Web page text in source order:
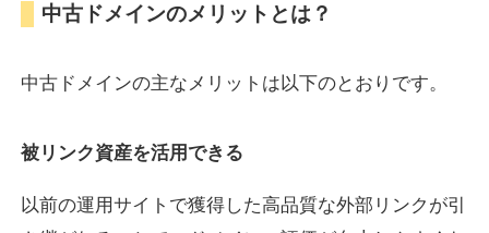
econopundit.com
外部リンク数 446
中古ドメインのメリットとは？
中古ドメインの主なメリットは以下のとおりです。
被リンク資産を活用できる
以前の運用サイトで獲得した高品質な外部リンクが引